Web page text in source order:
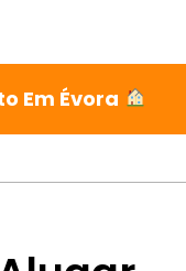
Em Évora